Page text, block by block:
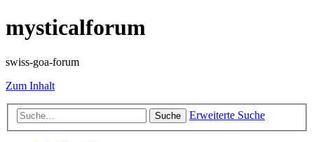
mysticalforum
swiss-goa-forum
Zum Inhalt
Suche Erweiterte Suche